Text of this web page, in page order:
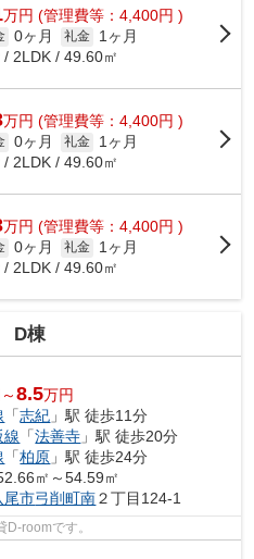
万円 (管理費等：4,400円 )
0ヶ月 礼金
1ヶ月
/ 2LDK / 49.60㎡
万円 (管理費等：4,400円 )
0ヶ月 礼金
1ヶ月
/ 2LDK / 49.60㎡
万円 (管理費等：4,400円 )
0ヶ月 礼金
1ヶ月
/ 2LDK / 49.60㎡
D棟
8.5万円
「志紀 」駅 徒歩11分
線 「法善寺 」駅 徒歩20分
「柏原 」駅 徒歩24分
㎡～54.59㎡
尾市弓削町南２丁目124-1
roomです。